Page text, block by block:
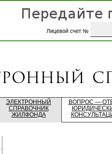
ЭЛЕКТРОННЫЙ
СПРАВОЧНИК
ЖИЛФОНДА
ВОПРОС —